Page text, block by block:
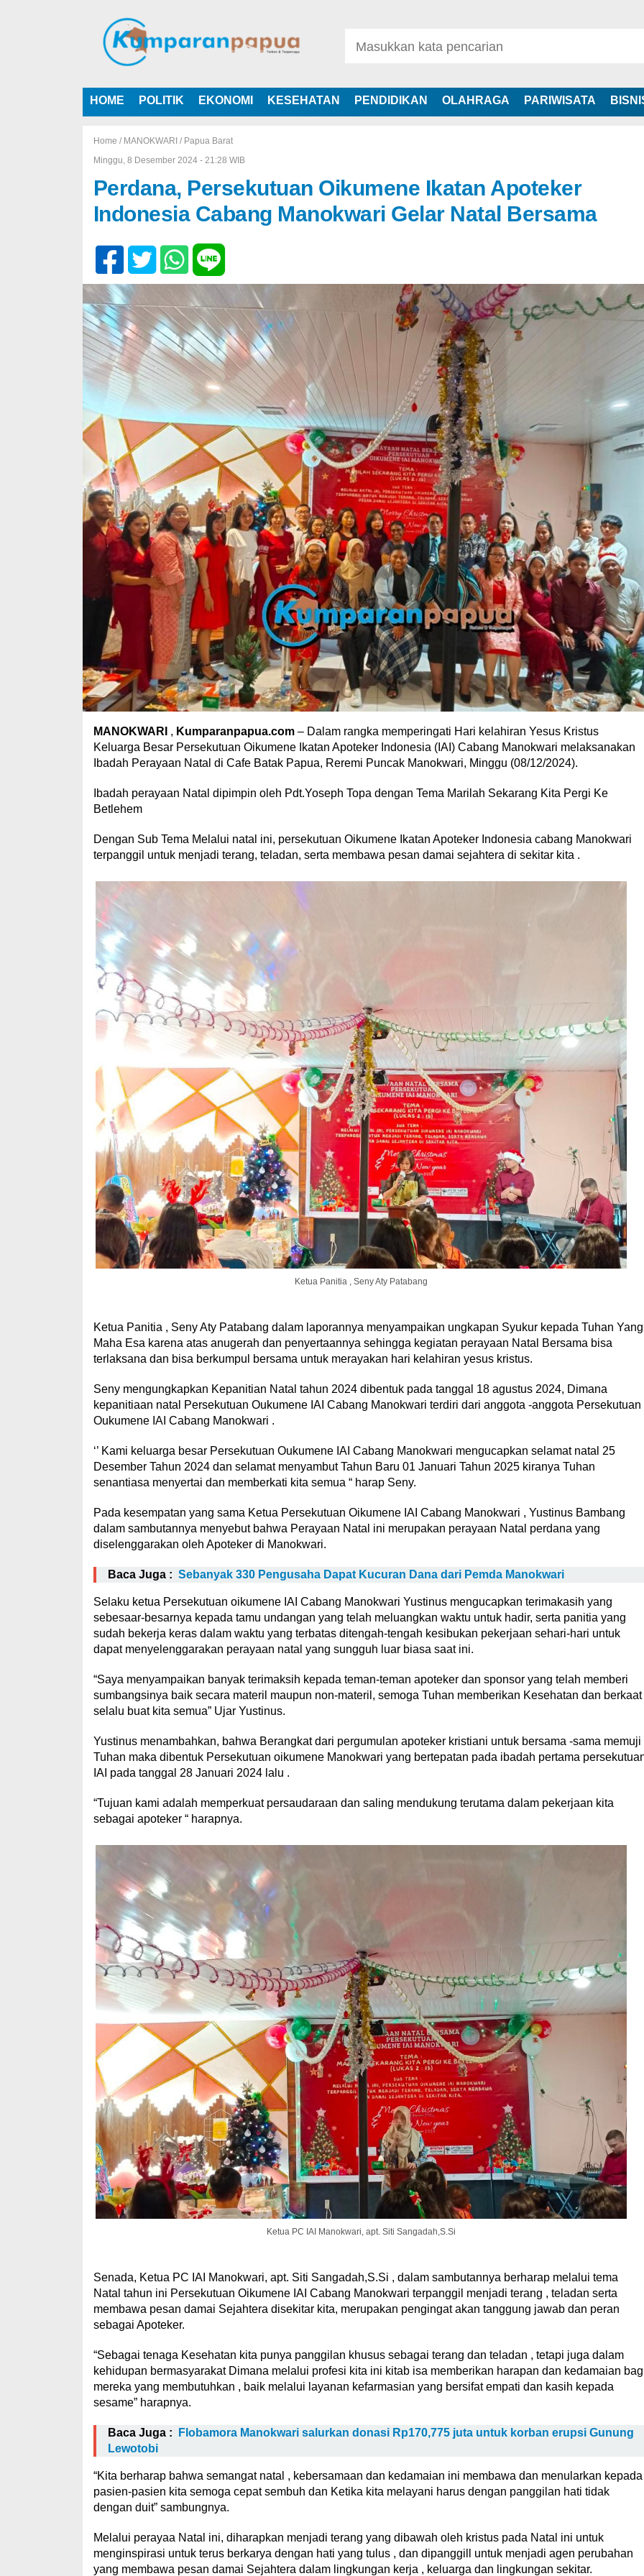
HOME POLITIK EKONOMI KESEHATAN PENDIDIKAN OLAHRAGA PARIWISATA
Home / MANOKWARI / Papua Barat
Minggu, 8 Desember 2024 - 21:28 WIB
Perdana, Persekutuan Oikumene Ikatan Apoteker
Indonesia Cabang Manokwari Gelar Natal Bersama
MANOKWARI , Kumparanpapua.com– Dalam rangka memperingati Hari kelahiran Yesus Kristus
Keluarga Besar Persekutuan Oikumene Ikatan Apoteker Indonesia (IAI) Cabang Manokwari melaksanakan
Ibadah Perayaan Natal di Cafe Batak Papua, Reremi Puncak Manokwari, Minggu (08/12/2024).
Ibadah perayaan Natal dipimpin oleh Pdt.Yoseph Topa dengan Tema Marilah Sekarang Kita Pergi Ke
Betlehem
Dengan Sub Tema Melalui natal ini, persekutuan Oikumene Ikatan Apoteker Indonesia cabang Manokwari
terpanggil untuk menjadi terang, teladan, serta membawa pesan damai sejahtera di sekitar kita .
Ketua Panitia , Seny Aty Patabang
Ketua Panitia , Seny Aty Patabang dalam laporannya menyampaikan ungkapan Syukur kepada Tuhan Yang
Maha Esa karena atas anugerah dan penyertaannya sehingga kegiatan perayaan Natal Bersama bisa
terlaksana dan bisa berkumpul bersama untuk merayakan hari kelahiran yesus kristus.
Seny mengungkapkan Kepanitian Natal tahun 2024 dibentuk pada tanggal 18 agustus 2024, Dimana
kepanitiaan natal Persekutuan Oukumene IAI Cabang Manokwari terdiri dari anggota -anggota Persekutuan
Oukumene IAI Cabang Manokwari .
‘’ Kami keluarga besar Persekutuan Oukumene IAI Cabang Manokwari mengucapkan selamat natal 25
Desember Tahun 2024 dan selamat menyambut Tahun Baru 01 Januari Tahun 2025 kiranya Tuhan
senantiasa menyertai dan memberkati kita semua “ harap Seny.
Pada kesempatan yang sama Ketua Persekutuan Oikumene IAI Cabang Manokwari , Yustinus Bambang
dalam sambutannya menyebut bahwa Perayaan Natal ini merupakan perayaan Natal perdana yang
diselenggarakan oleh Apoteker di Manokwari.
Baca Juga : Sebanyak 330 Pengusaha Dapat Kucuran Dana dari Pemda Manokwari
Selaku ketua Persekutuan oikumene IAI Cabang Manokwari Yustinus mengucapkan terimakasih yang
sebesaar-besarnya kepada tamu undangan yang telah meluangkan waktu untuk hadir, serta panitia yang
sudah bekerja keras dalam waktu yang terbatas ditengah-tengah kesibukan pekerjaan sehari-hari untuk
dapat menyelenggarakan perayaan natal yang sungguh luar biasa saat ini.
“Saya menyampaikan banyak terimaksih kepada teman-teman apoteker dan sponsor yang telah memberi
sumbangsinya baik secara materil maupun non-materil, semoga Tuhan memberikan Kesehatan dan berkaat
selalu buat kita semua” Ujar Yustinus.
Yustinus menambahkan, bahwa Berangkat dari pergumulan apoteker kristiani untuk bersama -sama memuji
Tuhan maka dibentuk Persekutuan oikumene Manokwari yang bertepatan pada ibadah pertama
IAI pada tanggal 28 Januari 2024 lalu .
“Tujuan kami adalah memperkuat persaudaraan dan saling mendukung terutama dalam pekerjaan kita
sebagai apoteker “ harapnya.
Ketua PC IAI Manokwari, apt. Siti Sangadah,S.Si
Senada, Ketua PC IAI Manokwari, apt. Siti Sangadah,S.Si , dalam sambutannya berharap melalui tema
Natal tahun ini Persekutuan Oikumene IAI Cabang Manokwari terpanggil menjadi terang , teladan serta
membawa pesan damai Sejahtera disekitar kita, merupakan pengingat akan tanggung jawab dan peran
sebagai Apoteker.
“Sebagai tenaga Kesehatan kita punya panggilan khusus sebagai terang dan teladan , tetapi juga dalam
kehidupan bermasyarakat Dimana melalui profesi kita ini kitab isa memberikan harapan dan kedamaian
mereka yang membutuhkan , baik melalui layanan kefarmasian yang bersifat empati dan kasih kepada
sesame” harapnya.
Baca Juga :
Flobamora Manokwari salurkan donasi Rp170,775 juta untuk korban erupsi Gunung
Lewotobi
“Kita berharap bahwa semangat natal , kebersamaan dan kedamaian ini membawa dan menularkan kepada
pasien-pasien kita semoga cepat sembuh dan Ketika kita melayani harus dengan panggilan hati tidak
dengan duit” sambungnya.
Melalui perayaa Natal ini, diharapkan menjadi terang yang dibawah oleh kristus pada Natal ini untuk
menginspirasi untuk terus berkarya dengan hati yang tulus , dan dipanggill untuk menjadi agen perubahan
yang membawa pesan damai Sejahtera dalam lingkungan kerja , keluarga dan lingkungan sekitar.